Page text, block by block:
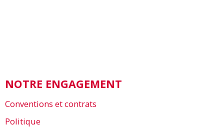
NOTRE ENGAGEMENT
Conventions et contrats
Politique